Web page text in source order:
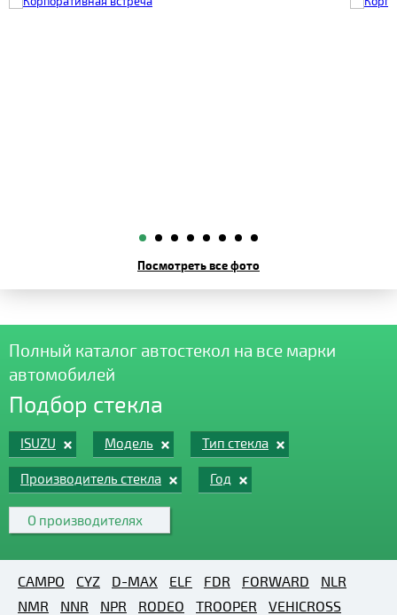
Посмотреть все фото
Полный каталог автостекол на все марки
автомобилей
Подбор стекла
ISUZU Модель Тип стекла
Производитель стекла Год
О производителях
CAMPO CYZ D-MAX ELF FDR FORWARD
NLR
NMR
NNR NPR RODEO TROOPER
VEHICROSS